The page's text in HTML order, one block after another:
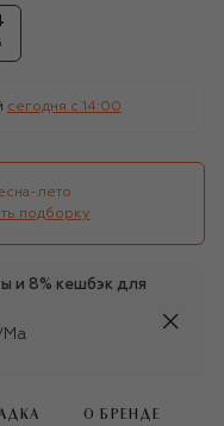
сегодня c 14:00
лето
подборку
и 8% кешбэк для
О БРЕНДЕ